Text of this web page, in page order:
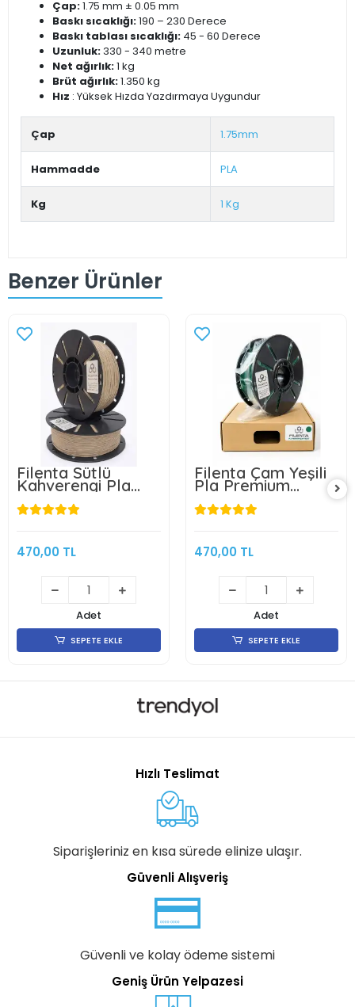
Çap:1.75 mm ± 0.05 mm
Baskı sıcaklığı:190 – 230 Derece
Baskı tablası sıcaklığı: 45 - 60 Derece
Uzunluk:330 - 340 metre
Net ağırlık:1 kg
Brüt ağırlık:1.350 kg
Hız : Yüksek Hızda Yazdırmaya Uygundur
Çap 1.75mm
Hammadde PLA
Kg 1 Kg
Benzer Ürünler
Filenta Sütlü
Kahverengi Pla
Premium Filament
1.75mm 1Kg
470,00 TL
Adet
SEPETE EKLE
Filenta Çam Yeşili
Pla Premium
Filament 1.75mm
1Kg
470,00 TL
Adet
SEPETE EKLE
Hızlı Teslimat
Siparişleriniz en kısa sürede elinize ulaşır.
Güvenli Alışveriş
Güvenli ve kolay ödeme sistemi
Geniş Ürün Yelpazesi